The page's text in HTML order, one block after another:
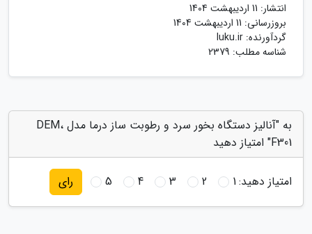
انتشار: 11 اردیبهشت 1404
بروزرسانی: 11 اردیبهشت 1404
گردآورنده: luku.ir
شناسه مطلب: 2379
به "آنالیز دستگاه بخور سرد و رطوبت ساز درما مدل DEM،
F301" امتیاز دهید
امتیاز دهید:1
2
3
4
5 رای